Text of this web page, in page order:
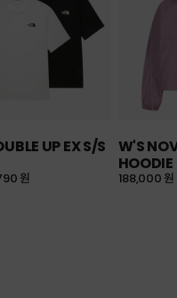
UP EX S/S
원
W'S
HOODIE
188,000 원